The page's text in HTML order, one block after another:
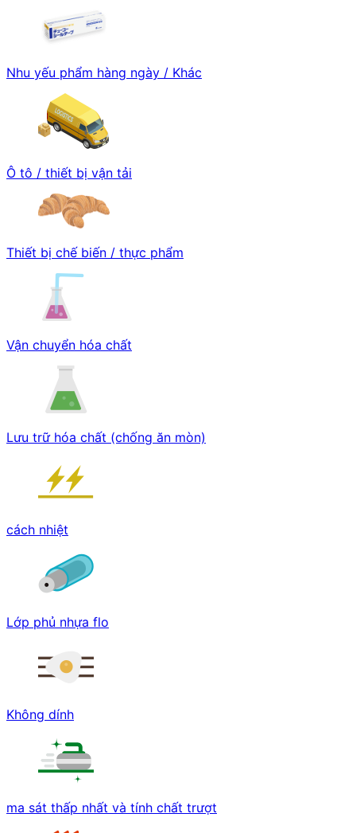
Nhu yếu phẩm hàng ngày / Khác
Ô tô / thiết bị vận tải
Thiết bị chế biến / thực phẩm
Vận chuyển hóa chất
Lưu trữ hóa chất (chống ăn mòn)
cách nhiệt
Lớp phủ nhựa flo
Không dính
ma sát thấp nhất và tính chất trượt